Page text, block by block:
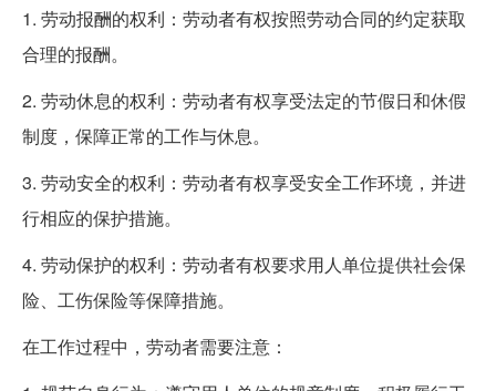
1. 劳动报酬的权利：劳动者有权按照劳动合同的约定获取
合理的报酬。
2. 劳动休息的权利：劳动者有权享受法定的节假日和休假
制度，保障正常的工作与休息。
3. 劳动安全的权利：劳动者有权享受安全工作环境，并进
行相应的保护措施。
4. 劳动保护的权利：劳动者有权要求用人单位提供社会保
险、工伤保险等保障措施。
在工作过程中，劳动者需要注意：